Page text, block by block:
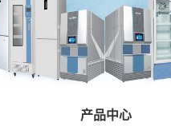
产品中心